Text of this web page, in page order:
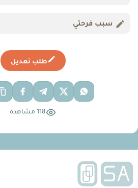
سبب فرحتي
طلب تعديل
118 مشاهدة